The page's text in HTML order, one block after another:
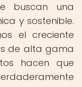
buscan una
y sostenible.
el creciente
de alta gama
hacen que